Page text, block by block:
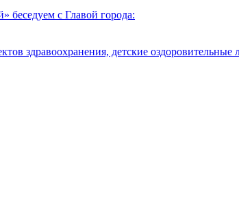
беседуем с Главой города:
здравоохранения, детские оздоровительные